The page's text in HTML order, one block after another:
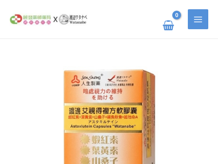
價
格：
目
價
格：
尋